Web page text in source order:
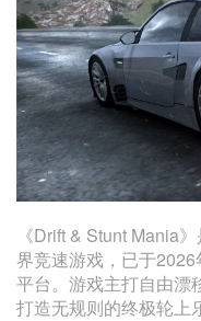
《Drift & Stunt Mania
界竞速游戏‌，已于
平台。游戏主打自由漂
打造无规则的终极轮上